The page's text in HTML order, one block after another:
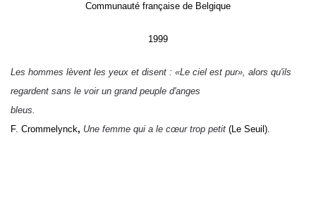
Communauté française de Belgique
1999
Les hommes lèvent les yeux et disent : «Le ciel est pur», alors qu'ils
regardent sans le voir un grand peuple d'anges
bleus.
F. Crommelynck, Une femme qui a le cœur trop petit (Le Seuil).